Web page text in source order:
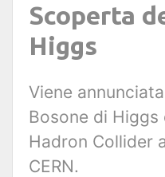
Scoperta
Higgs
Viene
Bosone di
Hadron Collider
CERN.